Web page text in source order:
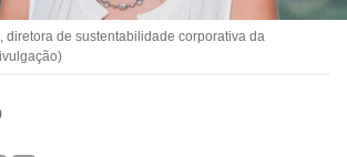
diretora de sustentabilidade corporativa da